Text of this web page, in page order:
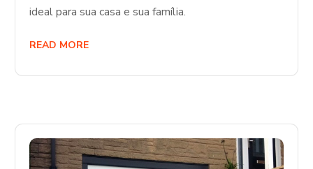
ideal para sua casa e sua família.
READ MORE